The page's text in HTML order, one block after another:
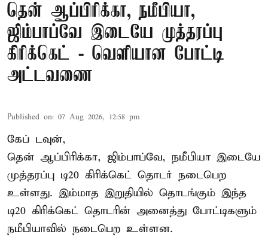
தென் ஆப்பிரிக்கா, நமீபியா,
ஜிம்பாப்வே இடையே முத்தரப்பு
கிரிக்கெட் - வெளியான போட்டி
அட்டவணை
Published on: 07 Aug 2026, 12:58 pm
கேப் டவுன்,
தென் ஆப்பிரிக்கா, ஜிம்பாப்வே, நமீபியா இடையே
முத்தரப்பு டி20 கிரிக்கெட் தொடர் நடைபெற
உள்ளது. இம்மாத இறுதியில் தொடங்கும் இந்த
டி20 கிரிக்கெட் தொடரின் அனைத்து போட்டிகளும்
நமீபியாவில் நடைபெற உள்ளன.